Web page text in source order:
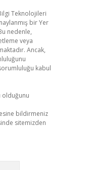
Teknolojileri
bir Yer
nedenle,
veya
Ancak,
kabul
olduğunu
bildirmeniz
sitemizden